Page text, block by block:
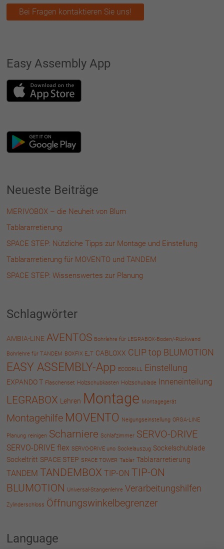
Bei Fragen kontaktieren Sie uns!
Easy Assembly App
Neueste Beiträge
MERIVOBOX – die Neuheit von Blum
Tablararretierung
SPACE STEP: Nützliche Tipps zur Montage und Einstellung
Tablararretierung für MOVENTO und TANDEM
SPACE STEP: Wissenswertes zur Planung
Schlagwörter
AMBIA-LINE AVENTOS Bohrlehre für LEGRABOX-Boden/-Rückwand
Bohrlehre für TANDEM BOXFIX E_T CABLOXX CLIP top BLUMOTION
EASY ASSEMBLY-App ECODRILL Einstellung
EXPANDO T Flaschenset Holzschubkasten Holzschublade Inneneinteilung
LEGRABOX Lehren Montage Montagegerät
Montagehilfe MOVENTO Neigungseinstellung ORGA-LINE
Planung reinigen Scharniere Schlafzimmer SERVO-DRIVE
SERVO-DRIVE flex SERVO-DRIVE uno Sockelauszug Sockelschublade
Sockeltritt SPACE STEP SPACE TOWER Tablar Tablararretierung
TANDEM TANDEMBOX TIP-ON TIP-ON
BLUMOTION Universal-Stangenlehre Verarbeitungshilfen
Zylinderschloss Öffnungswinkelbegrenzer
Language